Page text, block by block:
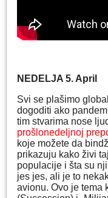
NEDELJA 5. April
Svi se plašimo
dogoditi ako
tim stvarima nose
prošlonedeljnoj
koje možete da
prikazuju kako živi taj
populacije i šta su
jes jes, ali je to
avionu. Ovo je tema